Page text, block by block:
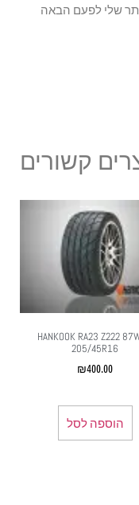
שלי לפעם הבאה
קשורים
HANKOOK RA23 Z222
205/45R16
₪400.00
הוספה לסל